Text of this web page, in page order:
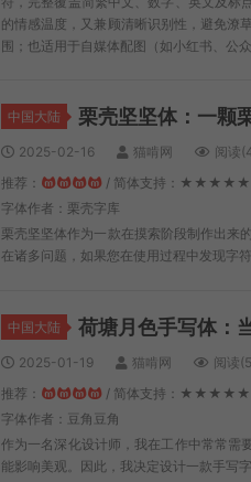
的情感温度，又兼顾清晰识别性，避免潦
围；也适用于自媒体配图（如小红书、公
中国大陆 栗壳坚坚体：一颗
2025-02-16 猫啃网 阅读
推荐：
/ 简体支持：★★★★★
字体作者：栗壳字库
栗壳坚坚体作为一款在摸索阶段制作出来
在诸多问题，如果您在使用过程中发现字
中国大陆 荷塘月色手写体：
2025-01-19 猫啃网 阅读
推荐：
/ 简体支持：★★★★★
字体作者：豆角豆角
作为一名深化设计师，我在工作中常常需
能影响美观。因此，我决定设计一款手写